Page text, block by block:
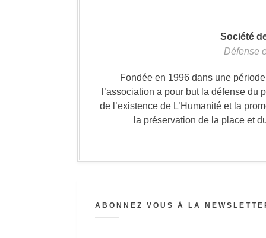
Société
Défense
Fondée en 1996 dans une
l’association a pour but la défense
de l’existence de L’Humanité et la
la préservation de la place et
ABONNEZ VOUS À LA